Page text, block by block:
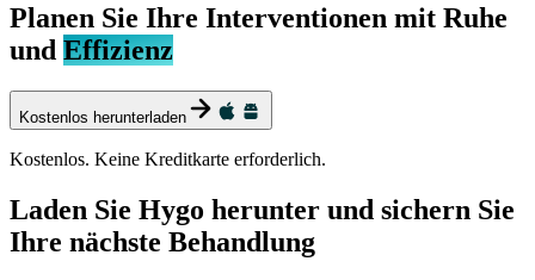
Planen Sie Ihre Interventionen mit Ruhe
und Effizienz
Kostenlos herunterladen
Kostenlos. Keine Kreditkarte erforderlich.
Laden Sie Hygo herunter und sichern Sie
Ihre nächste Behandlung